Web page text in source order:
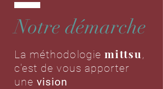
Notre démarche
La méthodologie mittsu ,
c'est de vous apporter
unevision